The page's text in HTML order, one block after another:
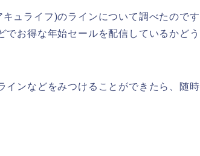
ュライフ)のラインについて調べたのです
お得な年始セールを配信しているかどう
ンなどをみつけることができたら、随時